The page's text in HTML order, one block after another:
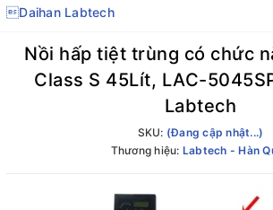
Daihan Labtech
Nồi hấp tiệt trùng có chức
Class S 45Lít, LAC-
Labtech
SKU: (Đang cập nhật...)
Thương hiệu: Labtech - Hàn